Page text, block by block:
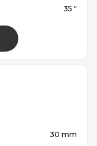
35 "
30 mm